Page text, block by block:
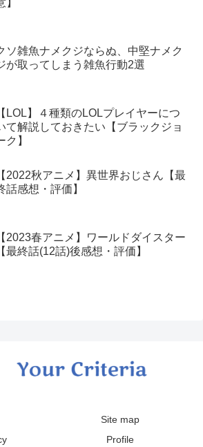
】
ソ雑魚ナメクジならぬ、中堅ナメク
が取ってしまう雑魚行動2選
【LOL】４種類のLOLプレイヤーにつ
て解説しておきたい【ブラックジョ
ク】
【2022秋アニメ】異世界おじさん【最
話感想・評価】
【2023春アニメ】ワールドダイスター
【最終話(12話)後感想・評価】
Site map
Profile